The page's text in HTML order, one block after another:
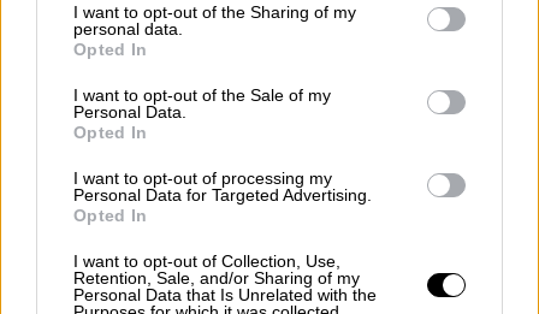
not limited to your visit or usage behaviour. You may click to
grant or deny consent to Google and its third-party tags to
use your data for below specified purposes in below Google
consent section.
I want to opt-out of the Sharing of my
personal data.
Opted In
I want to opt-out of the Sale of my
Personal Data.
Opted In
I want to opt-out of processing my
Personal Data for Targeted Advertising.
Opted In
I want to opt-out of Collection, Use,
Retention, Sale, and/or Sharing of my
Personal Data that Is Unrelated with the
ανθρώπους σε όλον τον κόσμο, είχε ραγίσει
η καρδιά μου όταν έμαθα για την απώλειά
τους και η χαρά για την επιστροφή τους
είναι τεράστια», πρόσθεσε.
ΔΙΑΒΑΣΤΕ ΕΠΙΣΗΣ